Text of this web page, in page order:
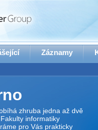
Záznamy
zhruba jedna až dvě
informatiky
pro Vás prakticky